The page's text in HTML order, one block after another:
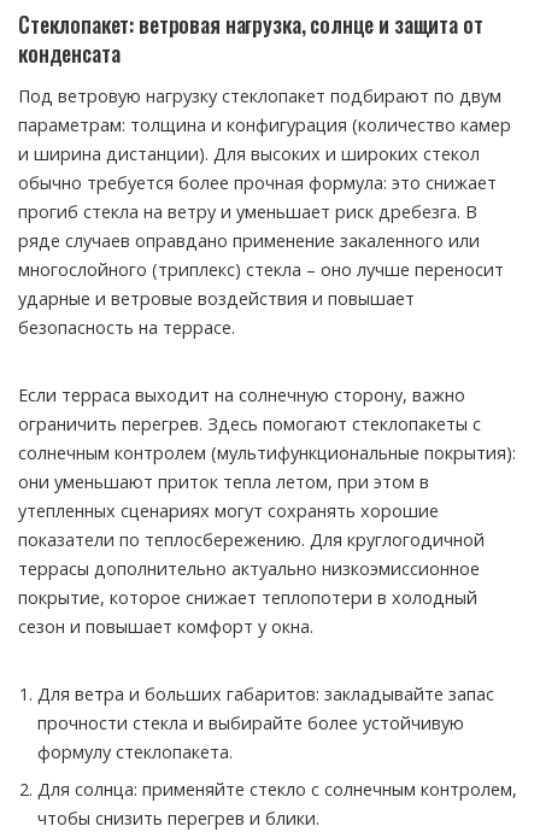
Стеклопакет: ветровая нагрузка, солнце и защита от
конденсата
Под ветровую нагрузку стеклопакет подбирают по двум
параметрам: толщина и конфигурация (количество камер
и ширина дистанции). Для высоких и широких стекол
обычно требуется более прочная формула: это снижает
прогиб стекла на ветру и уменьшает риск дребезга. В
ряде случаев оправдано применение закаленного или
многослойного (триплекс) стекла – оно лучше переносит
ударные и ветровые воздействия и повышает
безопасность на террасе.
Если терраса выходит на солнечную сторону, важно
ограничить перегрев. Здесь помогают стеклопакеты с
солнечным контролем (мультифункциональные покрытия):
они уменьшают приток тепла летом, при этом в
утепленных сценариях могут сохранять хорошие
показатели по теплосбережению. Для круглогодичной
террасы дополнительно актуально низкоэмиссионное
покрытие, которое снижает теплопотери в холодный
сезон и повышает комфорт у окна.
Для ветра и больших габаритов: закладывайте запас
прочности стекла и выбирайте более устойчивую
формулу стеклопакета.
Для солнца: применяйте стекло с солнечным контролем,
чтобы снизить перегрев и блики.